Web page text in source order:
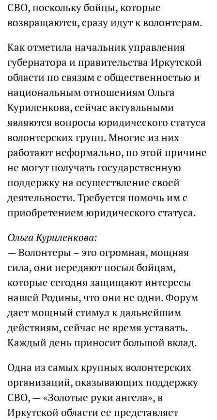
СВО, поскольку бойцы, которые
возвращаются, сразу идут к волонтерам.
Как отметила начальник управления
губернатора и правительства Иркутской
области по связям с общественностью и
национальным отношениям Ольга
Куриленкова, сейчас актуальными
являются вопросы юридического статуса
волонтерских групп. Многие из них
работают неформально, по этой причине
не могут получать государственную
поддержку на осуществление своей
деятельности. Требуется помочь им с
приобретением юридического статуса.
Ольга Куриленкова:
— Волонтеры – это огромная, мощная
сила, они передают посыл бойцам,
которые сегодня защищают интересы
нашей Родины, что они не одни. Форум
дает мощный стимул к дальнейшим
действиям, сейчас не время уставать.
Каждый день приносит большой вклад.
Одна из самых крупных волонтерских
организаций, оказывающих поддержку
СВО, — «Золотые руки ангела», в
Иркутской области ее представляет